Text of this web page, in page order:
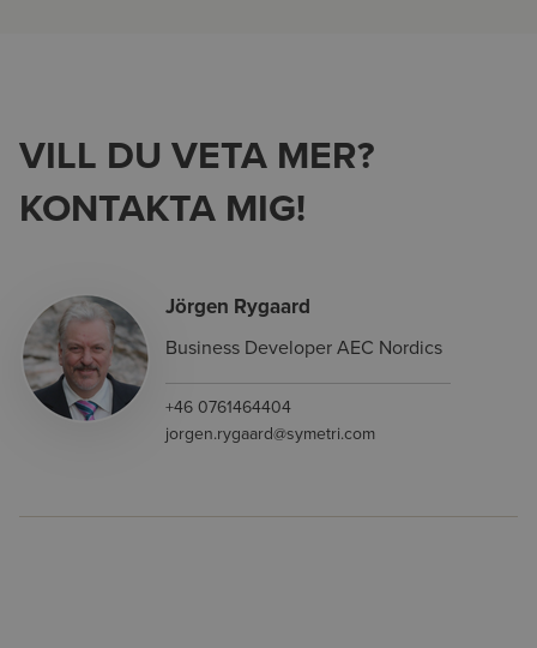
VILL DU VETA MER?
KONTAKTA MIG!
Jörgen Rygaard
Business Developer AEC Nordics
+46 0761464404
jorgen.rygaard@symetri.com